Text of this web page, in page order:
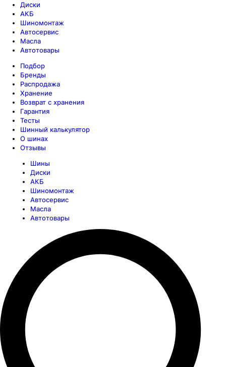
Диски
АКБ
Шиномонтаж
Автосервис
Масла
Автотовары
Подбор
Бренды
Распродажа
Хранение
Возврат с хранения
Гарантия
Тесты
Шинный калькулятор
О шинах
Отзывы
Шины
Диски
АКБ
Шиномонтаж
Автосервис
Масла
Автотовары